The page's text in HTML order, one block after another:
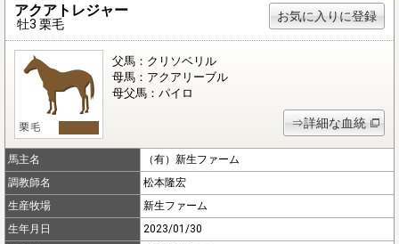
アクアトレジャー
牡3 栗毛
お気に入りに登録
父馬：クリソベリル
母馬：アクアリーブル
母父馬：パイロ
⇒詳細な血統
馬主名
（有）新生ファーム
調教師名
松本隆宏
生産牧場
新生ファーム
生年月日
2023/01/30